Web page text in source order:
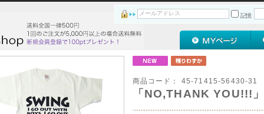
記憶
商品コード： 45-71415-56430-31
「NO,THANK YOU!!!